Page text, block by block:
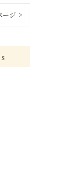
ージ >